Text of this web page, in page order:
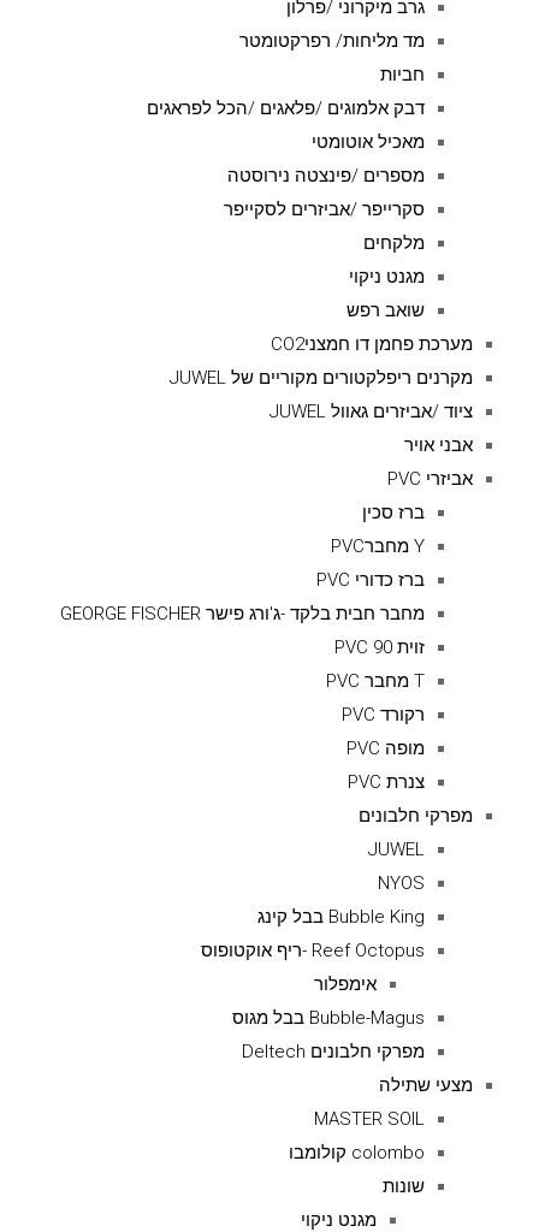
גרב מיקרוני /פרלון
מד מליחות/ רפרקטומטר
חביות
דבק אלמוגים /פלאגים /הכל לפראגים
מאכיל אוטומטי
מספרים /פינצטה נירוסטה
סקרייפר /אביזרים לסקייפר
מלקחים
מגנט ניקוי
שואב רפש
מערכת פחמן דו חמצניCO2
מקרנים ריפלקטורים מקוריים של JUWEL
ציוד /אביזרים גאוול JUWEL
אבני אויר
אביזרי PVC
ברז סכין
Y מחברPVC
ברז כדורי PVC
מחבר חבית בלקד -ג'ורג פישר GEORGE FISCHER
זוית 90 PVC
T מחבר PVC
רקורד PVC
מופה PVC
צנרת PVC
מפרקי חלבונים
JUWEL
NYOS
Bubble King בבל קינג
Reef Octopus -ריף אוקטופוס
אימפלור
Bubble-Magus בבל מגוס
מפרקי חלבונים Deltech
מצעי שתילה
MASTER SOIL
colombo קולומבו
שונות
מגנט ניקוי